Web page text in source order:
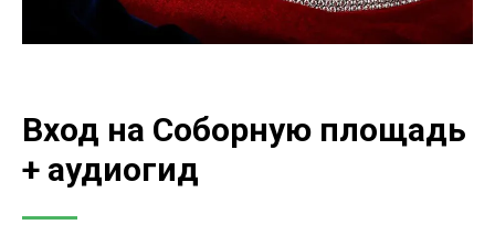
Вход на Соборную площадь
+ аудиогид